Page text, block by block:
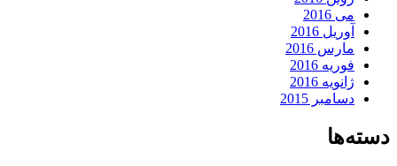
می 2016
آوریل 2016
مارس 2016
فوریه 2016
ژانویه 2016
دسامبر 2015
دسته‌ها